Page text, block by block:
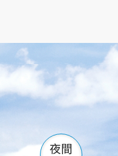
滿州
森林遊樂區
墾管處遊客中心
社頂公園
船帆石香蕉灣
鵝鑾鼻
夜間